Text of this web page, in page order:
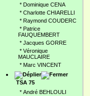
* Dominique CENA
* Charlotte CHIARELLI
* Raymond COUDERC
* Patrice
FAUQUEMBERT
* Jacques GORRE
* Véronique
MAUCLAIRE
* Marc VINCENT
TSA 75
* André BEHLOULI